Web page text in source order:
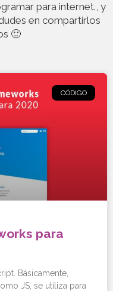
para internet., y
en compartirlos
🙂
CÓDIGO
para
Básicamente,
JS, se utiliza para